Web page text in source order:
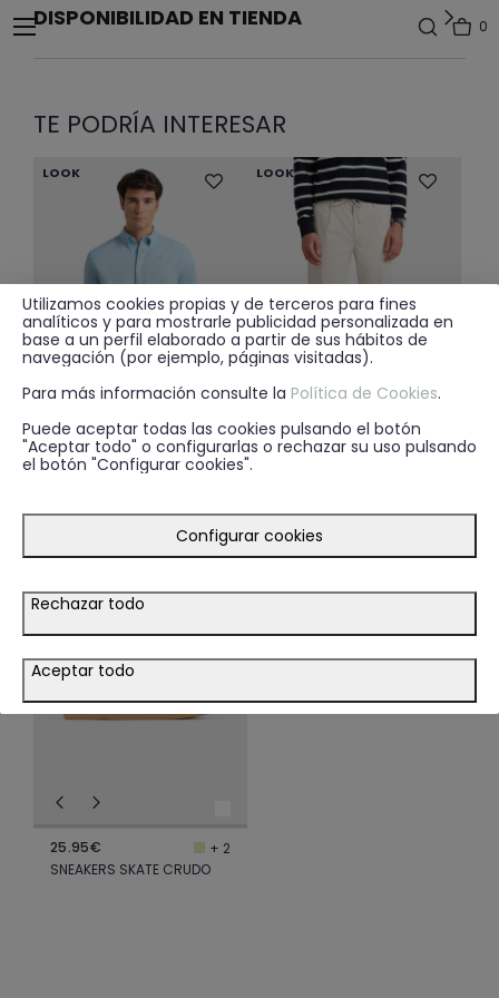
0
DISPONIBILIDAD EN TIENDA
TE PODRÍA INTERESAR
LOOK
Price reduced from
29.95€
to 19.99€
+ 9
LOOK
Price reduced from
to
LOOK
25.95€
+ 2
SNEAKERS SKATE CRUDO
Utilizamos cookies propias y de terceros para fines
analíticos y para mostrarle publicidad personalizada en
base a un perfil elaborado a partir de sus hábitos de
navegación (por ejemplo, páginas visitadas).
Para más información consulte la Política de Cookies.
Puede aceptar todas las cookies pulsando el botón
"Aceptar todo" o configurarlas o rechazar su uso pulsando
el botón "Configurar cookies".
Configurar cookies
Rechazar todo
Aceptar todo